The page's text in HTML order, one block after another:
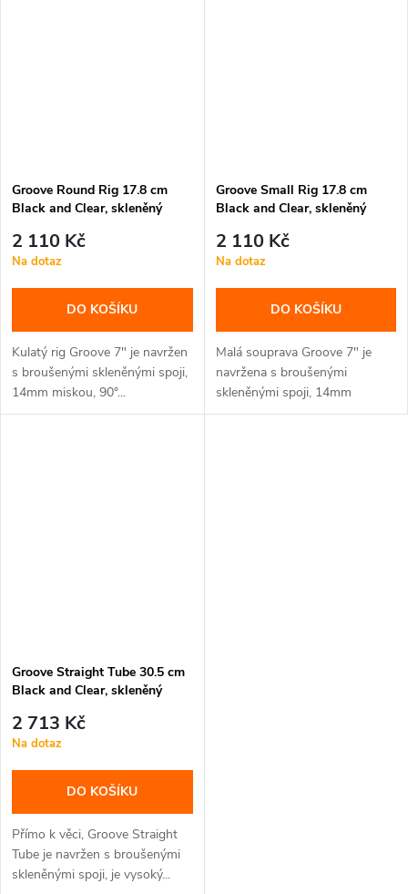
Groove Round Rig 17.8 cm
Black and Clear, skleněný
2 110 Kč
Na dotaz
DO KOŠÍKU
Kulatý rig Groove 7" je navržen
s broušenými skleněnými spoji,
14mm miskou, 90°...
Groove Small Rig 17.8 cm
Black and Clear, skleněný
2 110 Kč
Na dotaz
DO KOŠÍKU
Malá souprava Groove 7" je
navržena s broušenými
skleněnými spoji, 14mm
miskou, 90°...
Groove Straight Tube 30.5 cm
Black and Clear, skleněný
2 713 Kč
Na dotaz
DO KOŠÍKU
Přímo k věci, Groove Straight
Tube je navržen s broušenými
skleněnými spoji, je vysoký...